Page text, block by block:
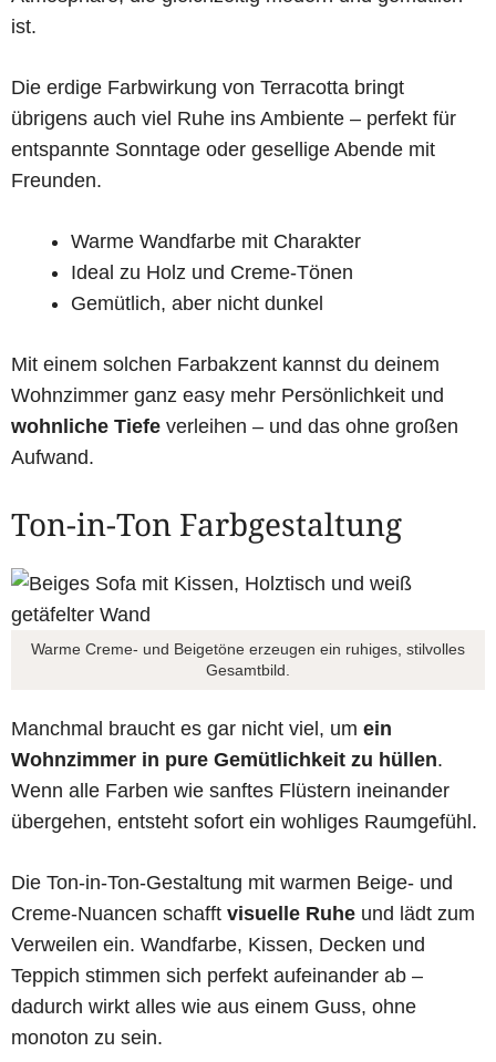
ist.
Die erdige Farbwirkung von Terracotta bringt
übrigens auch viel Ruhe ins Ambiente – perfekt für
entspannte Sonntage oder gesellige Abende mit
Freunden.
Warme Wandfarbe mit Charakter
Ideal zu Holz und Creme-Tönen
Gemütlich, aber nicht dunkel
Mit einem solchen Farbakzent kannst du deinem
Wohnzimmer ganz easy mehr Persönlichkeit und
wohnliche Tiefe verleihen – und das ohne großen
Aufwand.
Ton-in-Ton Farbgestaltung
Warme Creme- und Beigetöne erzeugen ein ruhiges, stilvolles
Gesamtbild.
Manchmal braucht es gar nicht viel, um ein
Wohnzimmer in pure Gemütlichkeit zu hüllen.
Wenn alle Farben wie sanftes Flüstern ineinander
übergehen, entsteht sofort ein wohliges Raumgefühl.
Die Ton-in-Ton-Gestaltung mit warmen Beige- und
Creme-Nuancen schafft visuelle Ruhe und lädt zum
Verweilen ein. Wandfarbe, Kissen, Decken und
Teppich stimmen sich perfekt aufeinander ab –
dadurch wirkt alles wie aus einem Guss, ohne
monoton zu sein.